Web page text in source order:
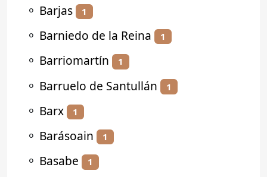
⚬ Barjas 1
⚬ Barniedo de la Reina 1
⚬ Barriomartín 1
⚬ Barruelo de Santullán 1
⚬ Barx 1
⚬ Barásoain 1
⚬ Basabe 1